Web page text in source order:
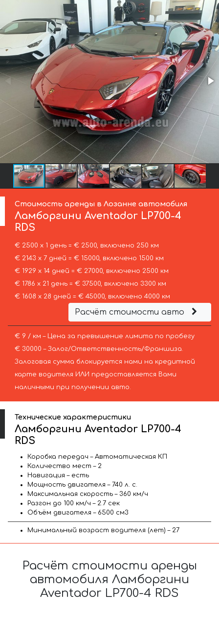
Стоимость аренды в Лозанне автомобиля
Ламборгини Aventador LP700-4
RDS
€ 2500 х 1 день = € 2500, включено 250 км
€ 2143 х 7 дней = € 15000, включено 1500 км
€ 1929 х 14 дней = € 27000, включено 2500 км
€ 1786 х 21 день = € 37500, включено 3300 км
€ 1608 х 28 дней = € 45000, включено 4000 км
Расчёт стоимости авто
€ 9 / км – Цена за превышение лимита по пробегу
€ 30000 – Залог/Ответственность/Франшиза.
Залоговая сумма блокируется нами на кредитной
карте водителя ИЛИ предоставляется Вами
наличными при получении авто.
Технические характеристики
Ламборгини Aventador LP700-4
RDS
Коробка передач – Автоматическая КП
Количество мест – 2
Навигация – есть
Мощность двигателя – 740 л. с.
Максимальная скорость – 360 км/ч
Разгон до 100 км/ч – 2.7 сек
Объём двигателя – 6500 см3
Минимальный возраст водителя (лет) – 27
Расчёт стоимости аренды
автомобиля Ламборгини
Aventador LP700-4 RDS